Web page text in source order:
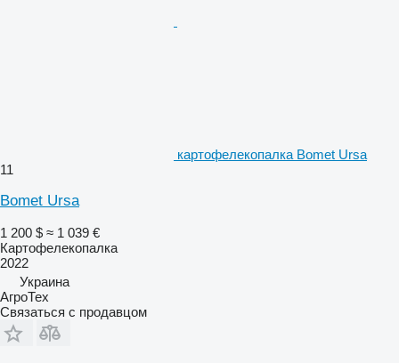
картофелекопалка Bomet Ursa
11
Bomet Ursa
1 200 $ ≈ 1 039 €
Картофелекопалка
2022
Украина
АгроТех
Связаться с продавцом